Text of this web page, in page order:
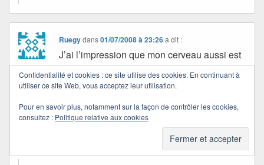
Ruegydans01/07/2008 à 23:26 a dit :
J’ai l’impression que mon cerveau aussi est
asséché, peut-être l’orage qui arrive, la
fatigue de cette lourde journée. Je relirai le
manques ne rétablissent plus un ordre
Confidentialité et cookies : ce site utilise des cookies. En continuant à
utiliser ce site Web, vous acceptez leur utilisation.
Pour en savoir plus, notamment sur la façon de contrôler les cookies,
consultez : Politique relative aux cookies